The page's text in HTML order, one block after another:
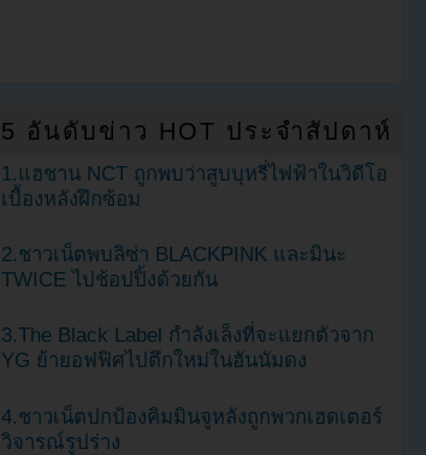
5 อันดับข่าว HOT ประจำสัปดาห์
1.แฮชาน NCT ถูกพบว่าสูบบุหรี่ไฟฟ้าในวิดีโอ
เบื้องหลังฝึกซ้อม
2.ชาวเน็ตพบลิซ่า BLACKPINK และมินะ
TWICE ไปช้อปปิ้งด้วยกัน
3.The Black Label กำลังเล็งที่จะแยกตัวจาก
YG ย้ายอฟฟิศไปตึกใหม่ในฮันนัมดง
4.ชาวเน็ตปกป้องคิมมินจูหลังถูกพวกเฮดเตอร์
วิจารณ์รูปร่าง